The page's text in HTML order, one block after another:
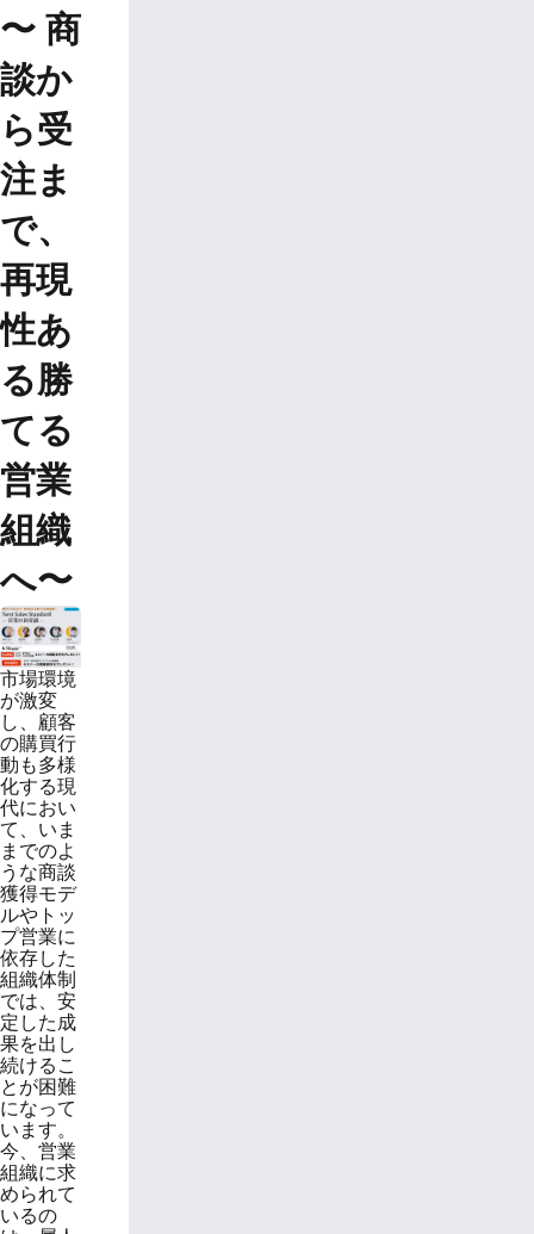
〜 商
談か
ら受
注ま
で、
再現
性あ
る勝
てる
営業
組織
へ〜
市場環境
が激変
し、顧客
の購買行
動も多様
化する現
代におい
て、いま
までのよ
うな商談
獲得モデ
ルやトッ
プ営業に
依存した
組織体制
では、安
定した成
果を出し
続けるこ
とが困難
になって
います。
今、営業
組織に求
められて
いるの